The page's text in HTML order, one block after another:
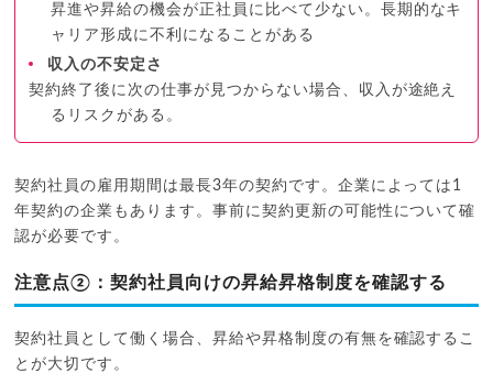
昇進や昇給の機会が正社員に比べて少ない。長期的なキ
ャリア形成に不利になることがある
収入の不安定さ
契約終了後に次の仕事が見つからない場合、収入が途絶え
るリスクがある。
契約社員の雇用期間は最長3年の契約です。企業によっては1
年契約の企業もあります。事前に契約更新の可能性について確
認が必要です。
注意点②：契約社員向けの昇給昇格制度を確認する
契約社員として働く場合、昇給や昇格制度の有無を確認するこ
とが大切です。